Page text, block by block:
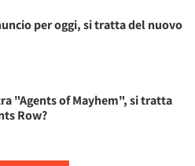
per oggi, si tratta del nuovo
"Agents of Mayhem", si tratta
Row?